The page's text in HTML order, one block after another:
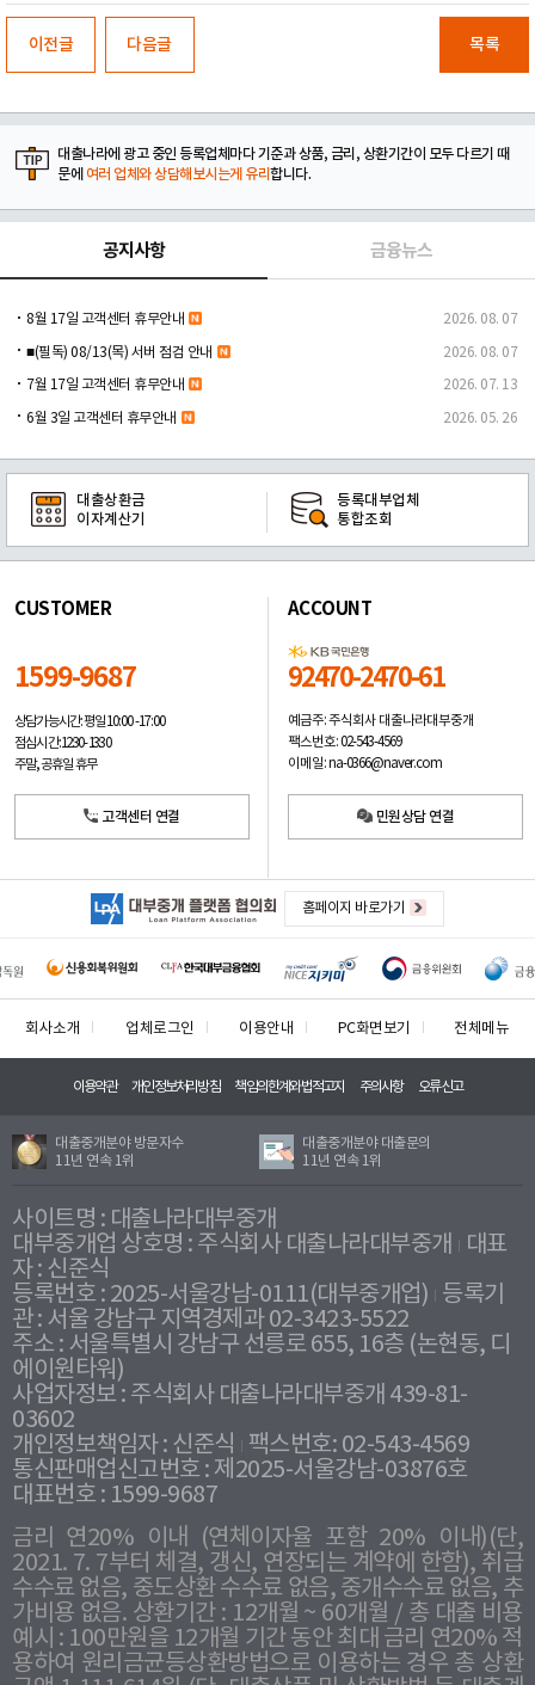
이전글 다음글 목록
대출나라에 광고 중인 등록업체마다 기준과 상품, 금리, 상환기간이 모두 다르기 때
문에 여러 업체와 상담해보시는게 유리합니다.
공지사항 금융뉴스
8월 17일 고객센터 휴무안내 2026. 08. 07
■(필독) 08/13(목) 서버 점검 안내 2026. 08. 07
7월 17일 고객센터 휴무안내 2026. 07. 13
6월 3일 고객센터 휴무안내 2026. 05. 26
대출상환금
이자계산기
등록대부업체
통합조회
CUSTOMER
1599-9687
상담가능시간: 평일10:00 -17:00
점심시간: 12:30 - 13:30
주말, 공휴일 휴무
고객센터 연결
ACCOUNT
92470-2470-61
예금주: 주식회사 대출나라대부중개
팩스번호: 02-543-4569
이메일: na-0366@naver.com
민원상담 연결
홈페이지 바로가기
회사소개 업체로그인 이용안내 PC화면보기 전체메뉴
이용약관 개인정보처리방침 책임의한계와법적고지 주의사항 오류신고
대출중개분야 방문자수
11년 연속 1위
대출중개분야 대출문의
11년 연속 1위
사이트명 : 대출나라대부중개
대부중개업 상호명 : 주식회사 대출나라대부중개
대표
자 : 신준식
등록번호 : 2025-서울강남-0111(대부중개업) 등록기
관 : 서울 강남구 지역경제과 02-3423-5522
주소 : 서울특별시 강남구 선릉로 655, 16층 (논현동, 디
에이원타워)
사업자정보 : 주식회사 대출나라대부중개 439-81-
03602
개인정보책임자 : 신준식
팩스번호: 02-543-4569
통신판매업신고번호 : 제2025-서울강남-03876호
대표번호 : 1599-9687
금리 연20% 이내 (연체이자율 포함 20% 이내)(단,
2021. 7. 7부터 체결, 갱신, 연장되는 계약에 한함), 취급
수수료 없음, 중도상환 수수료 없음, 중개수수료 없음, 추
가비용 없음. 상환기간 : 12개월 ~ 60개월 / 총 대출 비용
예시 : 100만원을 12개월 기간 동안 최대 금리 연20% 적
용하여 원리금균등상환방법으로 이용하는 경우 총 상환